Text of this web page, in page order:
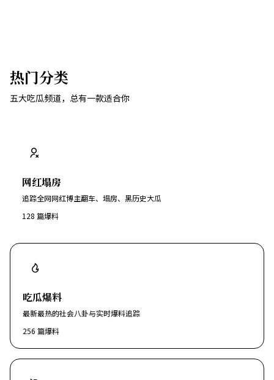
热门分类
五大吃瓜频道，总有一款适合你
网红塌房
追踪全网网红博主翻车、塌房、黑历史大瓜
128 篇爆料
吃瓜爆料
最新最热的社会八卦与实时爆料追踪
256 篇爆料